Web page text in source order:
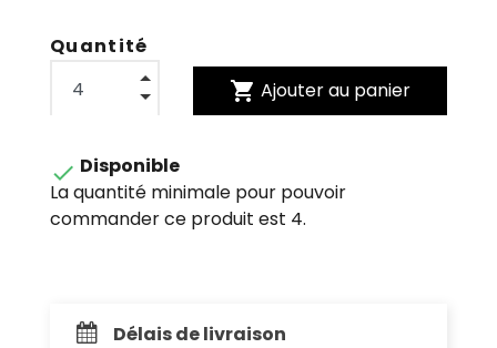
Quantité
shopping_cart Ajouter au panier
 Disponible
La quantité minimale pour pouvoir
commander ce produit est 4.
Délais de livraison